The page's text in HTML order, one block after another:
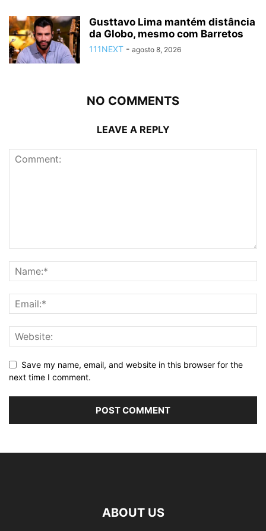
Gusttavo Lima mantém distância
da Globo, mesmo com Barretos
111NEXT - agosto 8, 2026
NO COMMENTS
LEAVE A REPLY
Save my name, email, and website in this browser for the
next time I comment.
ABOUT US